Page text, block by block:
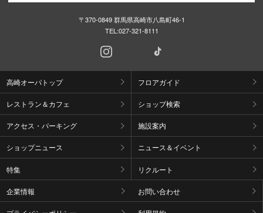
〒370-0849 群馬県高崎市八島町46-1
TEL:027-321-8111
高崎オーパトップ フロアガイド
レストラン＆カフェ ショップ検索
アクセス・パーキング 施設案内
ショップニュース ニュース＆イベント
特集 リクルート
企業情報 お問い合わせ